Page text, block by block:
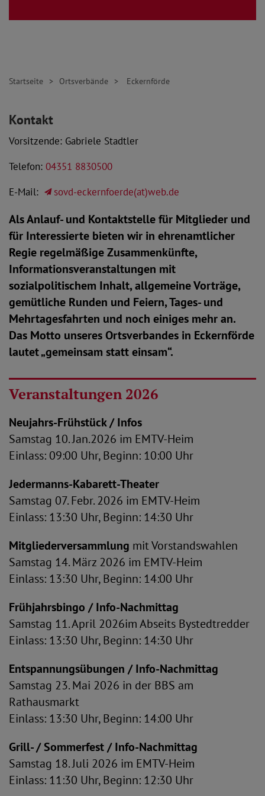
Startseite Ortsverbände Eckernförde
Als Anlauf- und Kontaktstelle für Mitglieder und
für Interessierte bieten wir in ehrenamtlicher
Regie regelmäßige Zusammenkünfte,
Informationsveranstaltungen mit
sozialpolitischem Inhalt, allgemeine Vorträge,
gemütliche Runden und Feiern, Tages- und
Mehrtagesfahrten und noch einiges mehr an.
Das Motto unseres Ortsverbandes in Eckernförde
lautet „gemeinsam statt einsam“.
Veranstaltungen 2026
Neujahrs-Frühstück / Infos
Samstag 10. Jan.2026 im EMTV-Heim
Einlass: 09:00 Uhr, Beginn: 10:00 Uhr
Jedermanns-Kabarett-Theater
Samstag 07. Febr. 2026 im EMTV-Heim
Einlass: 13:30 Uhr, Beginn: 14:30 Uhr
Mitgliederversammlung mit Vorstandswahlen
Samstag 14. März 2026 im EMTV-Heim
Einlass: 13:30 Uhr, Beginn: 14:00 Uhr
Frühjahrsbingo / Info-Nachmittag
Samstag 11. April 2026im Abseits Bystedtredder
Einlass: 13:30 Uhr, Beginn: 14:30 Uhr
Entspannungsübungen / Info-Nachmittag
Samstag 23. Mai 2026 in der BBS am
Rathausmarkt
Einlass: 13:30 Uhr, Beginn: 14:00 Uhr
Grill- / Sommerfest / Info-Nachmittag
Samstag 18. Juli 2026 im EMTV-Heim
Einlass: 11:30 Uhr, Beginn: 12:30 Uhr
Kontakt
Vorsitzende: Gabriele Stadtler
Telefon: 04351 8830500
E-Mail:
sovd-eckernfoerde(at)web.de